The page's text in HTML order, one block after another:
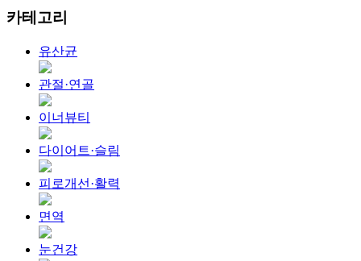
카테고리
유산균
관절·연골
이너뷰티
다이어트·슬림
피로개선·활력
면역
눈건강